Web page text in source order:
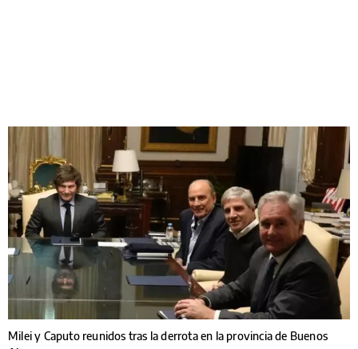
Milei y Caputo reunidos tras la derrota en la provincia de Buenos